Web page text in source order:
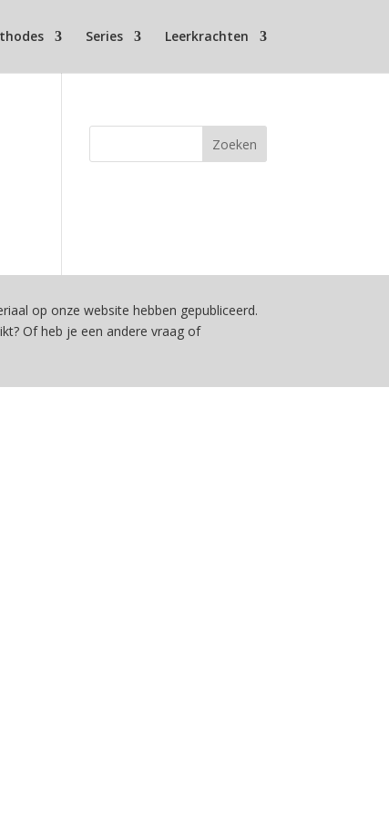
Series Leerkrachten
op onze website hebben gepubliceerd.
Of heb je een andere vraag of